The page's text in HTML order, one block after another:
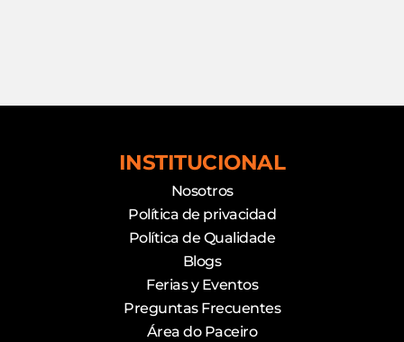
INSTITUCIONAL
Nosotros
Política de privacidad
Política de Qualidade
Blogs
Ferias y Eventos
Preguntas Frecuentes
Área do Paceiro